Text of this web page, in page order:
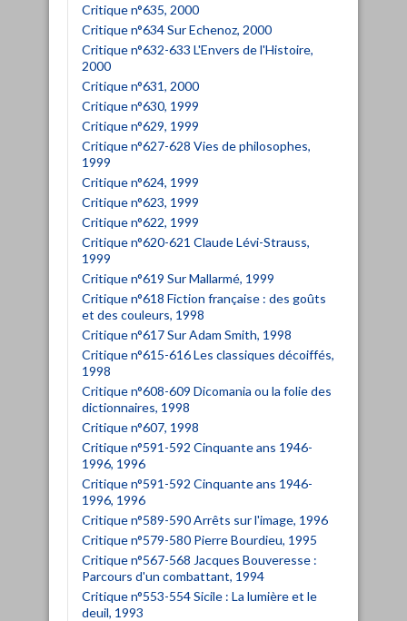
Critique n°635, 2000
Critique n°634 Sur Echenoz, 2000
Critique n°632-633 L'Envers de l'Histoire,
2000
Critique n°631, 2000
Critique n°630, 1999
Critique n°629, 1999
Critique n°627-628 Vies de philosophes,
1999
Critique n°624, 1999
Critique n°623, 1999
Critique n°622, 1999
Critique n°620-621 Claude Lévi-Strauss,
1999
Critique n°619 Sur Mallarmé, 1999
Critique n°618 Fiction française : des goûts
et des couleurs, 1998
Critique n°617 Sur Adam Smith, 1998
Critique n°615-616 Les classiques décoiffés,
1998
Critique n°608-609 Dicomania ou la folie des
dictionnaires, 1998
Critique n°607, 1998
Critique n°591-592 Cinquante ans 1946-
1996, 1996
Critique n°591-592 Cinquante ans 1946-
1996, 1996
Critique n°589-590 Arrêts sur l'image, 1996
Critique n°579-580 Pierre Bourdieu, 1995
Critique n°567-568 Jacques Bouveresse :
Parcours d'un combattant, 1994
Critique n°553-554 Sicile : La lumière et le
deuil, 1993